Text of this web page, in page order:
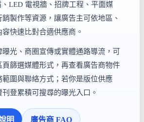
LED 電視牆、招牌工程、平面媒
製作等資源，讓廣告主可依地區、
快速比對合適供應商。
光、商圈宣傳或實體通路導流，可
頁篩選媒體形式，再查看廣告商物件
範圍與聯絡方式；若你是版位供應
登累積可搜尋的曝光入口。
明 廣告商 FAQ